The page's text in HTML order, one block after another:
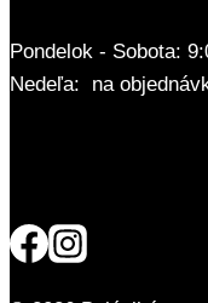
Pondelok - Sobota:
Nedeľa: na